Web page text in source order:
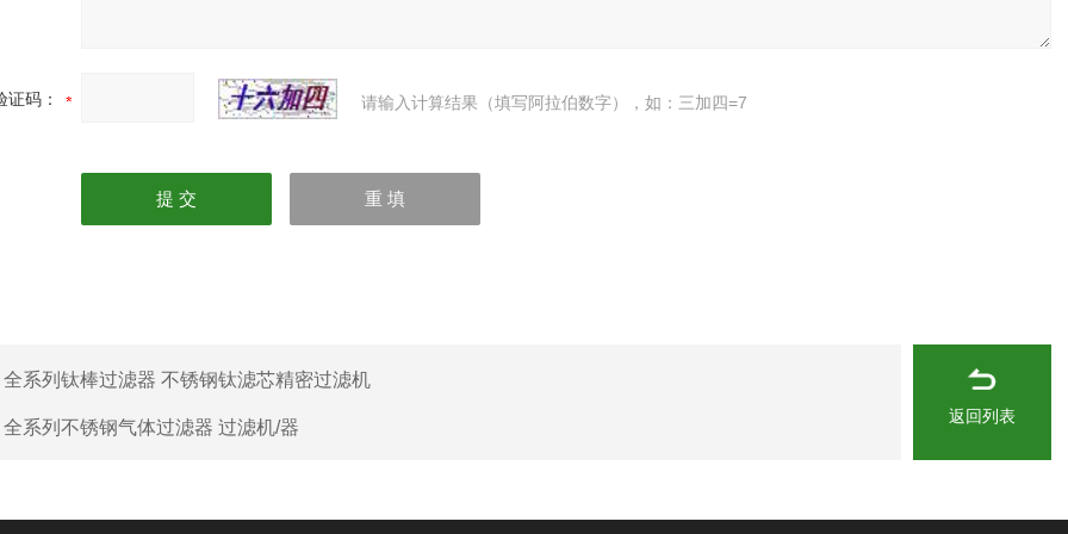
证码： 请输入计算结果（填写阿拉伯数字），如：三加四=7
全系列钛棒过滤器 不锈钢钛滤芯精密过滤机
全系列不锈钢气体过滤器 过滤机/器
返回列表